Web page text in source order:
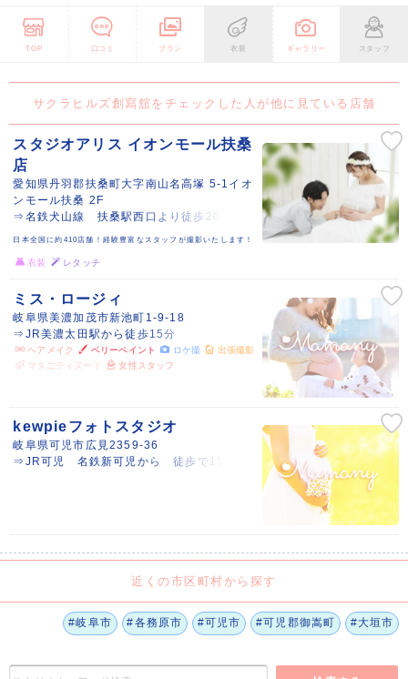
TOP 口コミ プラン 衣装 ギャラリー スタッフ
サクラヒルズ創寫舘をチェックした人が他に見ている店舗
スタジオアリス イオンモール扶桑
店
愛知県丹羽郡扶桑町大字南山名高塚 5-1イオ
ンモール扶桑 2F
⇒名鉄犬山線 扶桑駅西口より徒歩20分
日本全国に約410店舗！経験豊富なスタッフが撮影いたします！
衣装 レタッチ
ミス・ロージィ
岐阜県美濃加茂市新池町1-9-18
⇒JR美濃太田駅から徒歩15分
ヘアメイク ベリーペイント ロケ撮
出張撮影
マタニティヌード
女性スタッフ
kewpieフォトスタジオ
岐阜県可児市広見2359-36
⇒JR可児 名鉄新可児から 徒歩で15分
近くの市区町村から探す
#岐阜市 #各務原市 #可児市 #可児郡御嵩町 #大垣市